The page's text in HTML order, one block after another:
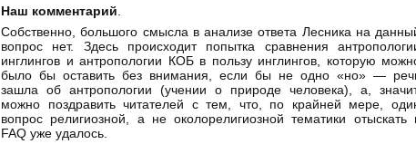
Наш комментарий.
Собственно, большого смысла в анализе ответа Лесника на
вопрос нет. Здесь происходит попытка сравнения
инглингов и антропологии КОБ в пользу инглингов, которую
было бы оставить без внимания, если бы не одно «но» —
зашла об антропологии (учении о природе человека), а,
можно поздравить читателей с тем, что, по крайней мере,
вопрос религиозной, а не околорелигиозной тематики отыскать
FAQ уже удалось.